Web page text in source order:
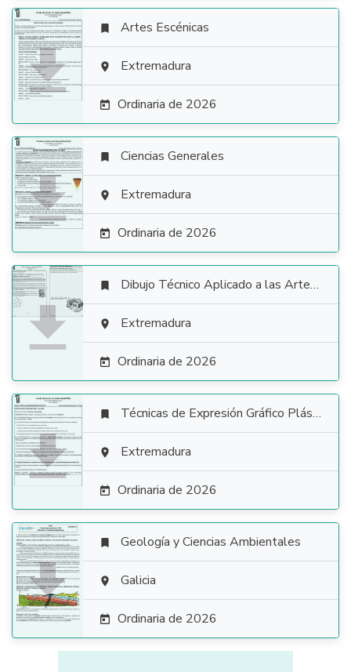

 Artes Escénicas
 Extremadura
 Ordinaria de 2026

 Ciencias Generales
 Extremadura
 Ordinaria de 2026

 Dibujo Técnico Aplicado a las Artes Plásticas y al Diseño II
 Extremadura
 Ordinaria de 2026

 Técnicas de Expresión Gráfico Plástica
 Extremadura
 Ordinaria de 2026

 Geología y Ciencias Ambientales
 Galicia
 Ordinaria de 2026